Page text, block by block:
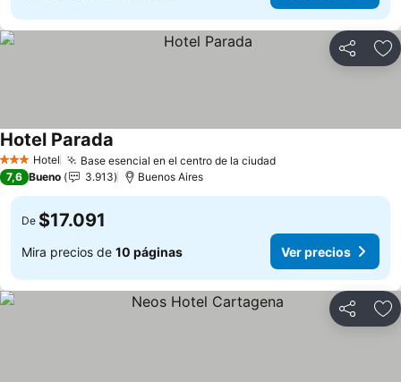
Compartir
3 Estrellas
Hotel Base esencial en el centro de la ciudad
Hotel Parada
7,6 Bueno 3.913 Buenos Aires
De $17.091
Mira precios de 10 páginas Ver precios
Compartir